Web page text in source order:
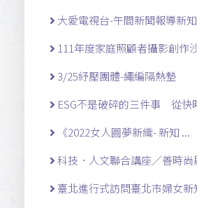
大愛電視台-午間新聞報導新
111年度家庭照顧者攝影創作
3/25紓壓團體-繩編隔熱墊
ESG不是破碎的三件事 從快
《2022女人圓夢新織- 新知 ...
科技．人文聯合講座／善時尚
臺北進行式訪問臺北市婦女新